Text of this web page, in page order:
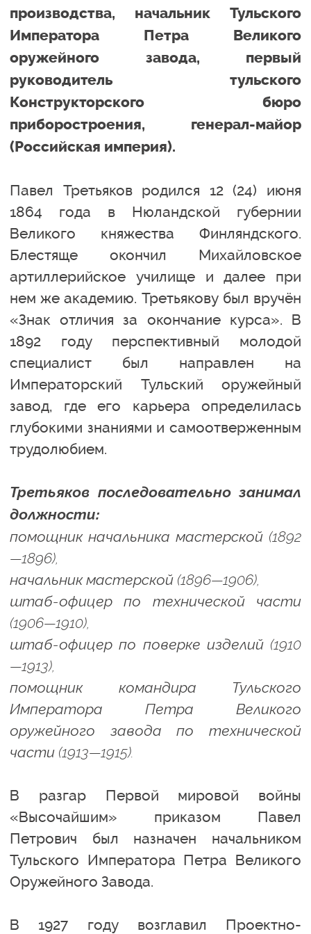
производства, начальник Тульского
Императора Петра Великого
оружейного завода, первый
руководитель тульского
Конструкторского бюро
приборостроения, генерал-майор
(Российская империя).
Павел Третьяков родился 12 (24) июня
1864 года в Нюландской губернии
Великого княжества Финляндского.
Блестяще окончил Михайловское
артиллерийское училище и далее при
нем же академию. Третьякову был вручён
«Знак отличия за окончание курса». В
1892 году перспективный молодой
специалист был направлен на
Императорский Тульский оружейный
завод, где его карьера определилась
глубокими знаниями и самоотверженным
трудолюбием.
Третьяков последовательно занимал
должности:
помощник начальника мастерской (1892
—1896),
начальник мастерской (1896—1906),
штаб-офицер по технической части
(1906—1910),
штаб-офицер по поверке изделий (1910
—1913),
помощник командира Тульского
Императора Петра Великого
оружейного завода по технической
части (1913—1915).
В разгар Первой мировой войны
«Высочайшим» приказом Павел
Петрович был назначен начальником
Тульского Императора Петра Великого
Оружейного Завода.
В 1927 году возглавил Проектно-